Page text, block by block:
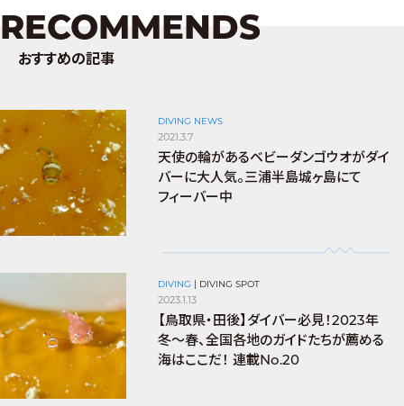
RECOMMENDS
おすすめの記事
DIVING NEWS
2021.3.7
天使の輪があるベビーダンゴウオがダイ
バーに大人気。三浦半島城ヶ島にて
フィーバー中
DIVING DIVING SPOT
2023.1.13
【鳥取県・田後】ダイバー必見！2023年
冬〜春、全国各地のガイドたちが薦める
海はここだ！ 連載No.20